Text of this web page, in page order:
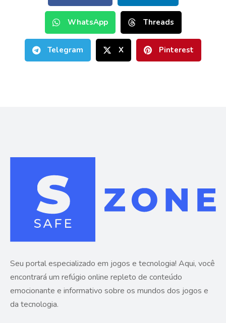
WhatsApp Threads
Telegram X Pinterest
Seu portal especializado em jogos e tecnologia! Aqui, você
encontrará um refúgio online repleto de conteúdo
emocionante e informativo sobre os mundos dos jogos e
da tecnologia.